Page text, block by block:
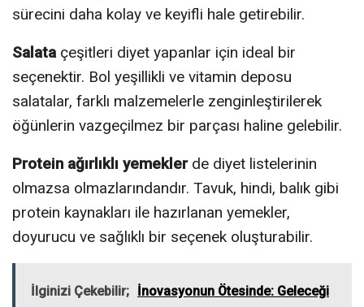
sürecini daha kolay ve keyifli hale getirebilir.
Salataçeşitleri diyet yapanlar için ideal bir
seçenektir. Bol yeşillikli ve vitamin deposu
salatalar, farklı malzemelerle zenginleştirilerek
öğünlerin vazgeçilmez bir parçası haline gelebilir.
Protein ağırlıklı yemeklerde diyet listelerinin
olmazsa olmazlarındandır. Tavuk, hindi, balık gibi
protein kaynakları ile hazırlanan yemekler,
doyurucu ve sağlıklı bir seçenek oluşturabilir.
İlginizi Çekebilir; İnovasyonun Ötesinde: Geleceği